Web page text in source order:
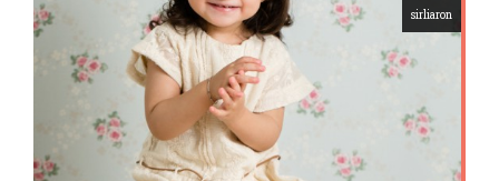
sirliaron